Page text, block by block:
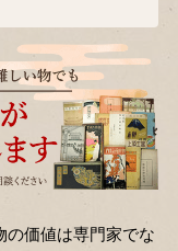
の価値は専門家でな